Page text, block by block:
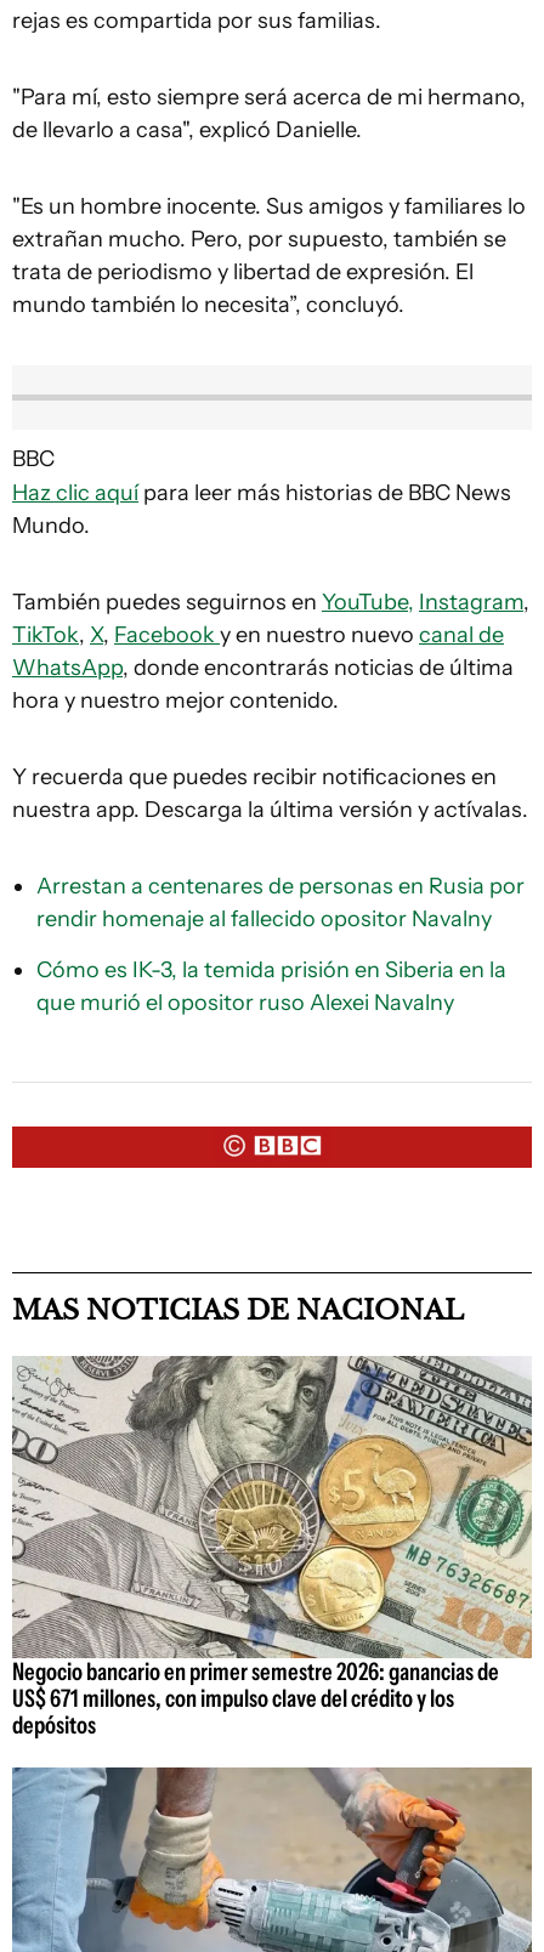
rejas es compartida por sus familias.
"Para mí, esto siempre será acerca de mi hermano,
de llevarlo a casa", explicó Danielle.
"Es un hombre inocente. Sus amigos y familiares lo
extrañan mucho. Pero, por supuesto, también se
trata de periodismo y libertad de expresión. El
mundo también lo necesita”, concluyó.
BBC
Haz clic aquípara leer más historias de BBC News
Mundo.
También puedes seguirnos en YouTube, Instagram,
TikTok, X, Facebook y en nuestro nuevo canal de
WhatsApp, donde encontrarás noticias de última
hora y nuestro mejor contenido.
Y recuerda que puedes recibir notificaciones en
nuestra app. Descarga la última versión y actívalas.
Arrestan a centenares de personas en Rusia por
rendir homenaje al fallecido opositor Navalny
Cómo es IK-3, la temida prisión en Siberia en la
que murió el opositor ruso Alexei Navalny
MAS NOTICIAS DE NACIONAL
Negocio bancario en primer semestre 2026: ganancias de
US$ 671 millones, con impulso clave del crédito y los
depósitos